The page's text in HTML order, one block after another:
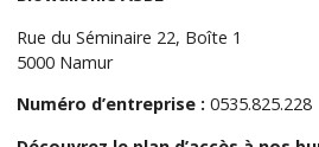
Rue du Séminaire 22, Boîte 1
5000 Namur
Numéro d’entreprise : 0535.825.228